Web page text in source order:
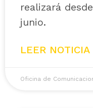
realizará
junio.
LEER
Oficina de